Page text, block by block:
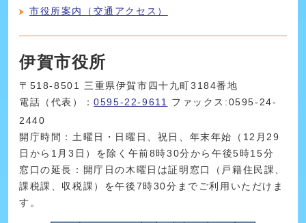
市役所案内（交通アクセス）
伊賀市役所
〒518-8501 三重県伊賀市四十九町3184番地
電話（代表）：0595-22-9611 ファックス:0595-24-
2440
開庁時間：土曜日・日曜日、祝日、年末年始（12月29
日から1月3日）を除く午前8時30分から午後5時15分
窓口の延長：開庁日の木曜日は証明窓口（戸籍住民課、
課税課、収税課）を午後7時30分までご利用いただけま
す。